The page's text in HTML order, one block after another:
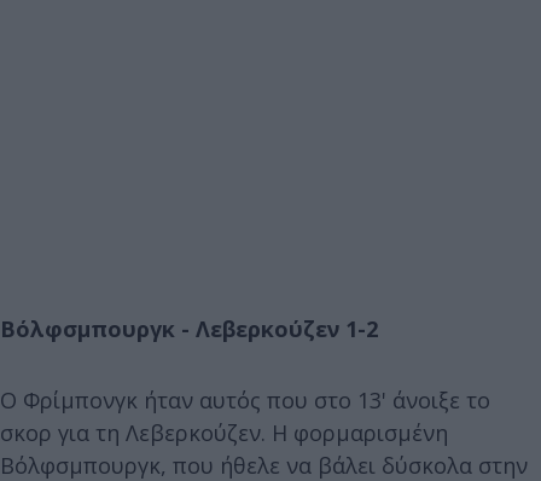
Βόλφσμπουργκ - Λεβερκούζεν 1-2
Ο Φρίμπονγκ ήταν αυτός που στο 13' άνοιξε το
σκορ για τη Λεβερκούζεν. Η φορμαρισμένη
Βόλφσμπουργκ, που ήθελε να βάλει δύσκολα στην